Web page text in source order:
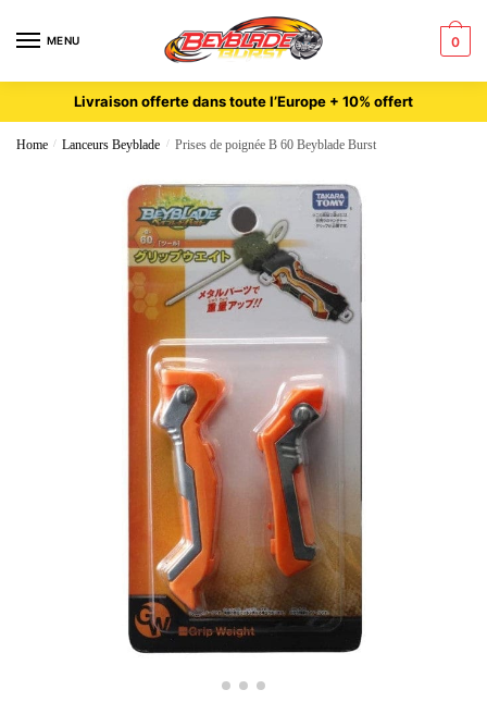
MENU 0
Livraison offerte dans toute l’Europe + 10% offert
Home / Lanceurs Beyblade / Prises de poignée B 60 Beyblade Burst